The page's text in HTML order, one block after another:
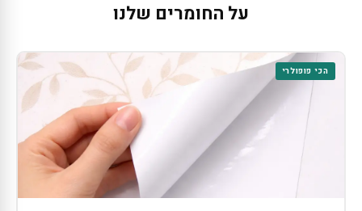
על החומרים שלנו
הכי פופולרי